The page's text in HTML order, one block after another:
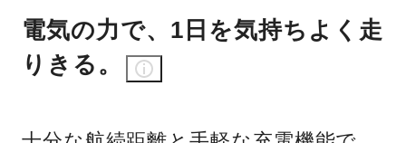
電気の力で、1日を気持ちよく走
りきる。